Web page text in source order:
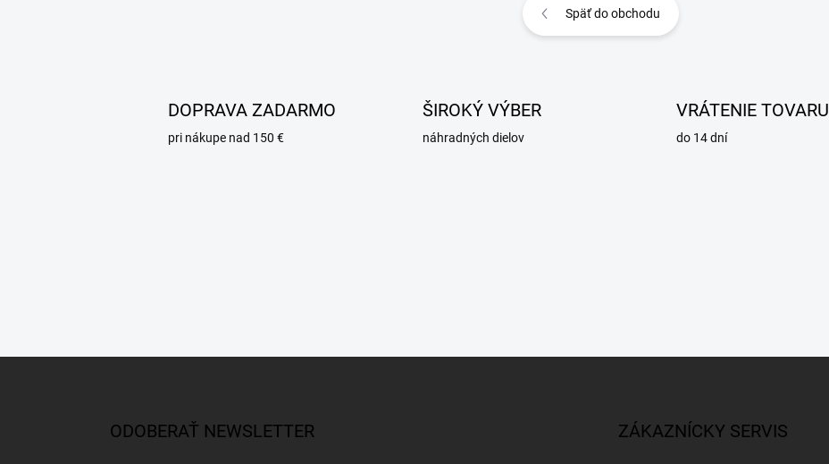
Späť do obchodu
DOPRAVA ZADARMO
pri nákupe nad 150 €
ŠIROKÝ VÝBER
náhradných dielov
VRÁTENIE TOVARU
do 14 dní
ODOBERAŤ NEWSLETTER ZÁKAZNÍCKY SERVIS